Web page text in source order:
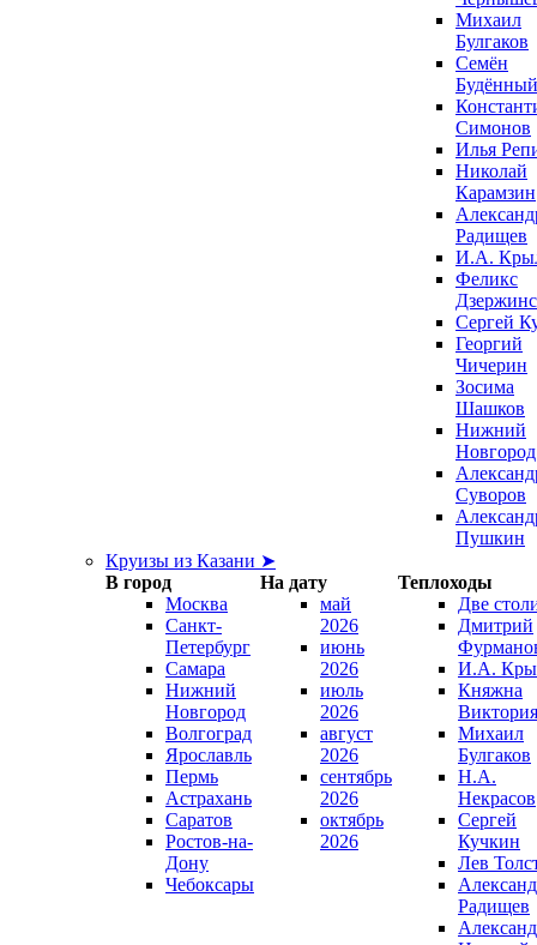
Михаил
Булгаков
Семён
Будённый
Симонов
Илья
Николай
Карамзин
Радищев
И.А.
Феликс
Сергей
Георгий
Чичерин
Зосима
Шашков
Нижний
Новгород
Суворов
Пушкин
Круизы из Казани ➤
В город
На дату
Теплоходы
Москва
Санкт-
Петербург
Самара
Нижний
Новгород
Волгоград
Ярославль
Пермь
Астрахань
Саратов
Ростов-на-
Дону
Чебоксары
май
2026
июнь
2026
июль
2026
август
2026
сентябрь
2026
октябрь
2026
Две
Дмитрий
И.А.
Княжна
Виктория
Михаил
Булгаков
Н.А.
Некрасов
Сергей
Кучкин
Лев
Радищев